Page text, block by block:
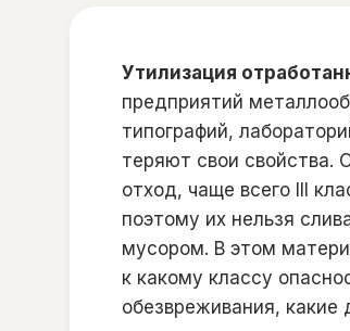
Утилизация
предприятий
типографий,
теряют свои свойства.
отход, чаще всего III
поэтому их нельзя
мусором. В этом
к какому классу
обезвреживания, какие